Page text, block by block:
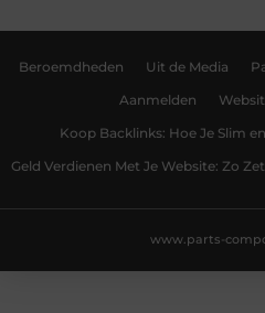
Beroemdheden Uit de Media
Aanmelden
Koop Backlinks: Hoe Je Slim
Geld Verdienen Met Je Website: Zo
www.parts-